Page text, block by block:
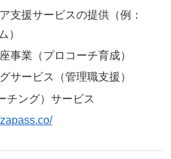
支援サービスの提供（例：
）
事業（プロコーチ育成）
サービス（管理職支援）
チング）サービス